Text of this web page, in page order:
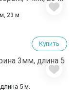
23 м
Купить
5 м.